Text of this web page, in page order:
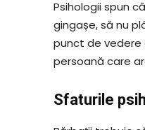
Psihologii spun
gingașe, să nu
punct de vedere
persoană care
Sfaturile